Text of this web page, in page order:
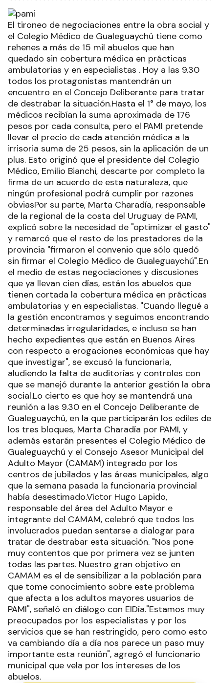
El tironeo de negociaciones entre la obra social y
el Colegio Médico de Gualeguaychú tiene como
rehenes a más de 15 mil abuelos que han
quedado sin cobertura médica en prácticas
ambulatorias y en especialistas . Hoy a las 9.30
todos los protagonistas mantendrán un
encuentro en el Concejo Deliberante para tratar
de destrabar la situación.Hasta el 1° de mayo, los
médicos recibían la suma aproximada de 176
pesos por cada consulta, pero el PAMI pretende
llevar el precio de cada atención médica a la
irrisoria suma de 25 pesos, sin la aplicación de un
plus. Esto originó que el presidente del Colegio
Médico, Emilio Bianchi, descarte por completo la
firma de un acuerdo de esta naturaleza, que
ningún profesional podrá cumplir por razones
obviasPor su parte, Marta Charadía, responsable
de la regional de la costa del Uruguay de PAMI,
explicó sobre la necesidad de "optimizar el gasto"
y remarcó que el resto de los prestadores de la
provincia "firmaron el convenio que sólo quedó
sin firmar el Colegio Médico de Gualeguaychú".En
el medio de estas negociaciones y discusiones
que ya llevan cien días, están los abuelos que
tienen cortada la cobertura médica en prácticas
ambulatorias y en especialistas. "Cuando llegué a
la gestión encontramos y seguimos encontrando
determinadas irregularidades, e incluso se han
hecho expedientes que están en Buenos Aires
con respecto a erogaciones económicas que hay
que investigar", se excusó la funcionaria,
aludiendo la falta de auditorías y controles con
que se manejó durante la anterior gestión la obra
social.Lo cierto es que hoy se mantendrá una
reunión a las 9.30 en el Concejo Deliberante de
Gualeguaychú, en la que participarán los ediles de
los tres bloques, Marta Charadía por PAMI, y
además estarán presentes el Colegio Médico de
Gualeguaychú y el Consejo Asesor Municipal del
Adulto Mayor (CAMAM) integrado por los
centros de jubilados y las áreas municipales, algo
que la semana pasada la funcionaria provincial
había desestimado.Víctor Hugo Lapido,
responsable del área del Adulto Mayor e
integrante del CAMAM, celebró que todos los
involucrados puedan sentarse a dialogar para
tratar de destrabar esta situación. "Nos pone
muy contentos que por primera vez se junten
todas las partes. Nuestro gran objetivo en
CAMAM es el de sensibilizar a la población para
que tome conocimiento sobre este problema
que afecta a los adultos mayores usuarios de
PAMI", señaló en diálogo con ElDía."Estamos muy
preocupados por los especialistas y por los
servicios que se han restringido, pero como esto
va cambiando día a día nos parece un paso muy
importante esta reunión", agregó el funcionario
municipal que vela por los intereses de los
abuelos.